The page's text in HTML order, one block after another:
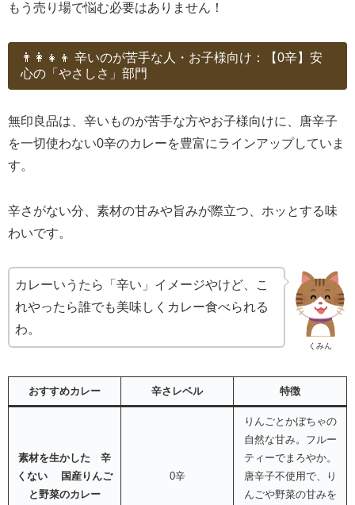
もう売り場で悩む必要はありません！
👨‍👩‍👧‍👦 辛いのが苦手な人・お子様向け：【0辛】安
心の「やさしさ」部門
無印良品は、辛いものが苦手な方やお子様向けに、唐辛子
を一切使わない0辛のカレーを豊富にラインアップしていま
す。
辛さがない分、素材の甘みや旨みが際立つ、ホッとする味
わいです。
くみん
カレーいうたら「辛い」イメージやけど、こ
れやったら誰でも美味しくカレー食べられる
わ。
おすすめカレー 辛さレベル 特徴
素材を生かした 辛
くない
国産りんご
と野菜のカレー
0辛
りんごとかぼちゃの
自然な甘み。フルー
ティーでまろやか。
唐辛子不使用で、り
んごや野菜の甘みを